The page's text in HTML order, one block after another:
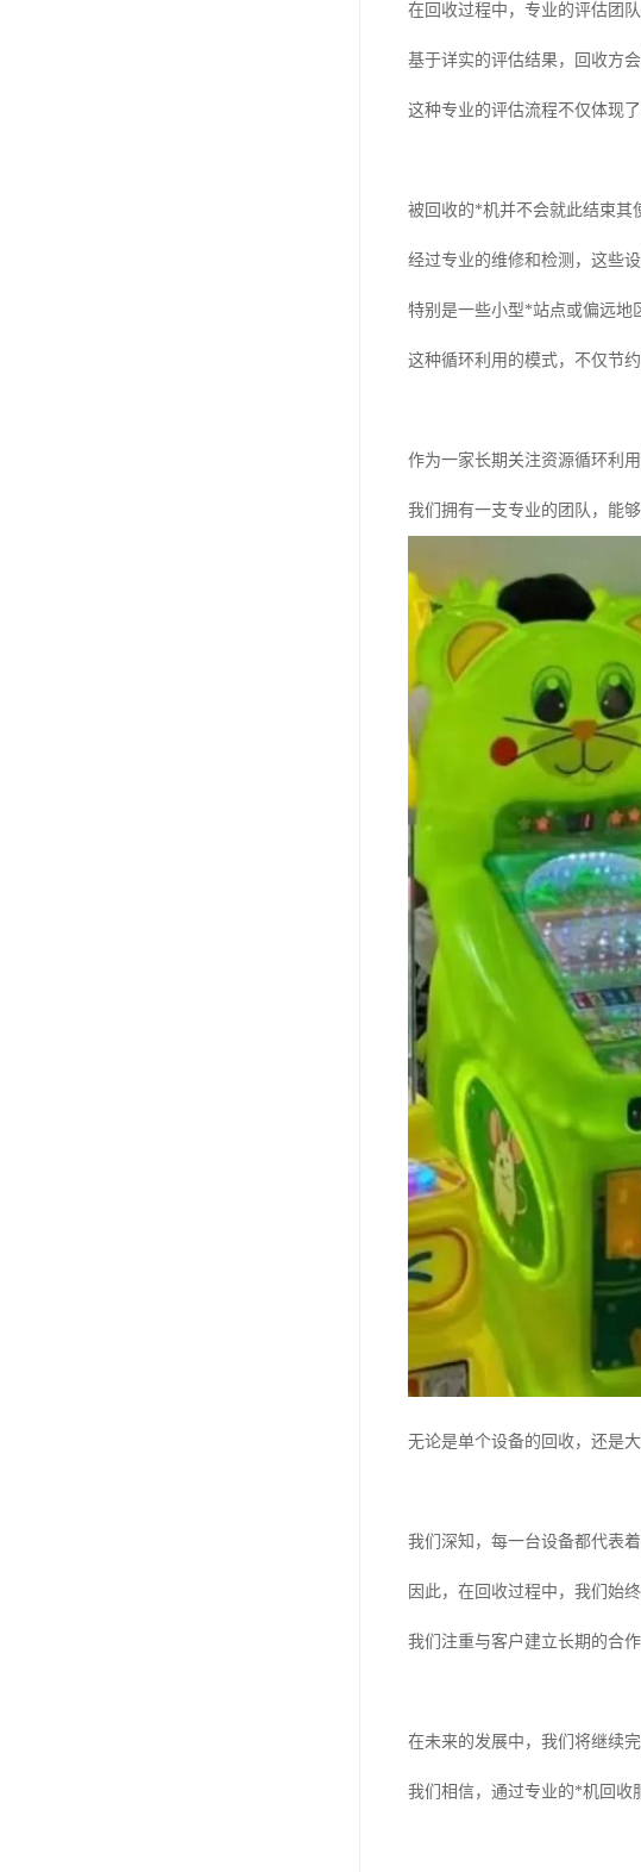
在回收过程中，专业的评估团
基于详实的评估结果，回收方
这种专业的评估流程不仅体现
被回收的*机并不会就此结束其
经过专业的维修和检测，这些
特别是一些小型*站点或偏远地
这种循环利用的模式，不仅节
作为一家长期关注资源循环利
我们拥有一支专业的团队，能
无论是单个设备的回收，还是
我们深知，每一台设备都代表
因此，在回收过程中，我们始
我们注重与客户建立长期的合
在未来的发展中，我们将继续
我们相信，通过专业的*机回收